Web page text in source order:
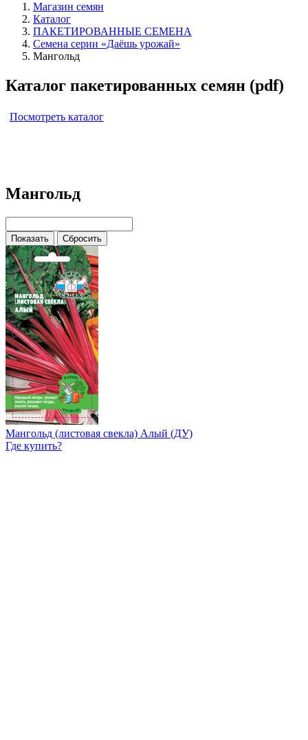
Магазин семян
Каталог
ПАКЕТИРОВАННЫЕ СЕМЕНА
Семена серии «Даёшь урожай»
Мангольд
Каталог пакетированных семян (pdf)
Посмотреть каталог
Мангольд
Мангольд (листовая свекла) Алый (ДУ)
Где купить?